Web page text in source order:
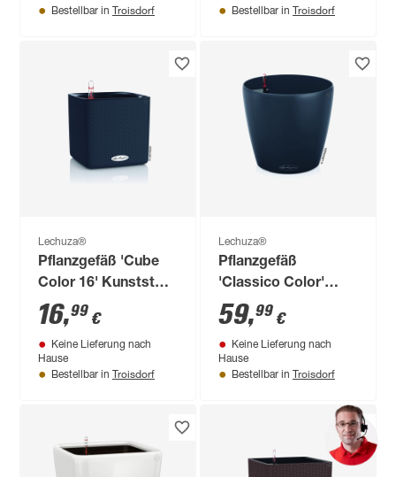
Bestellbar in Troisdorf
Bestellbar in Troisdorf
Lechuza®
Pflanzgefäß 'Cube
Color 16' Kunststoff
schiefergrau 16 x 17
x 17 cm
16,99 €
Keine Lieferung nach
Hause
Bestellbar in Troisdorf
Lechuza®
Pflanzgefäß
'Classico Color'
Kunststoff
schiefergrau Ø 43 x
40 cm
59,99 €
Keine Lieferung nach
Hause
Bestellbar in Troisdorf